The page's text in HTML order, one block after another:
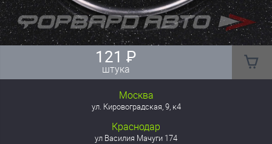
121₽
штука
Москва
ул. Кировоградская, 9, к4
Краснодар
ул Василия Мачуги 174